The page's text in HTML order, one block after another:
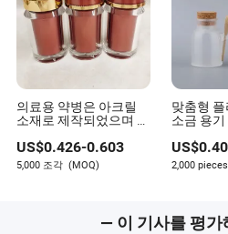
의료용 약병은 아크릴
소재로 제작되었으며 플
습니다
US$0.426-0.603
5,000 조각 (MOQ)
맞춤형
소금 용
US$0.40
2,000 pieces
— 이 기사를 평